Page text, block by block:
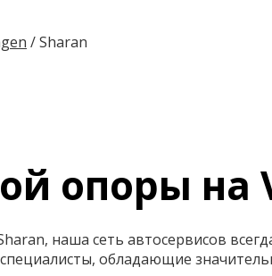
/Sharan
опоры на
наша сеть автосервисов
обладающие